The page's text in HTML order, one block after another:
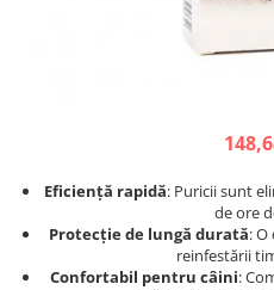
Hrană umedă
Recompense și snack-uri
Igienă
Afecțiuni renale și urinare
Hrană umedă
Igienă
Așternut Tofu / Nisip
Eficiență rapidă: Puricii sunt
de ore
Protecție de lungă durată:
reinfestării
Confortabil pentru câini: